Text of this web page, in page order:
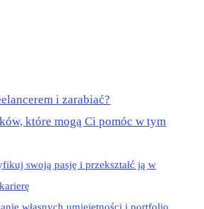
i zarabiać?
które mogą Ci pomóc w tym
swoją pasję i przekształć ją w
własnych umiejętności i portfolio